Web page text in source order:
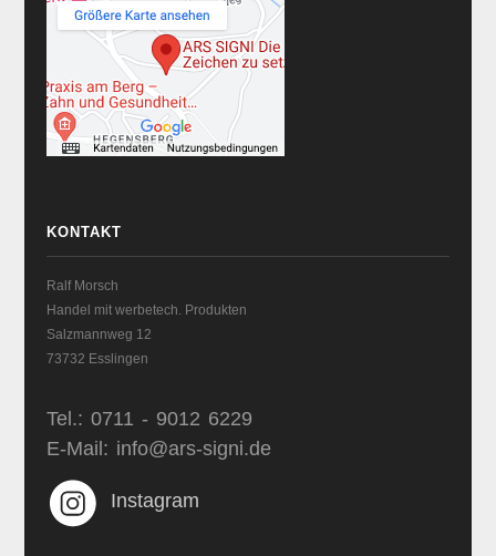
KONTAKT
Ralf Morsch
Handel mit werbetech. Produkten
Salzmannweg 12
73732 Esslingen
Tel.: 0711 - 9012 6229
E-Mail: info@ars-signi.de
Instagram